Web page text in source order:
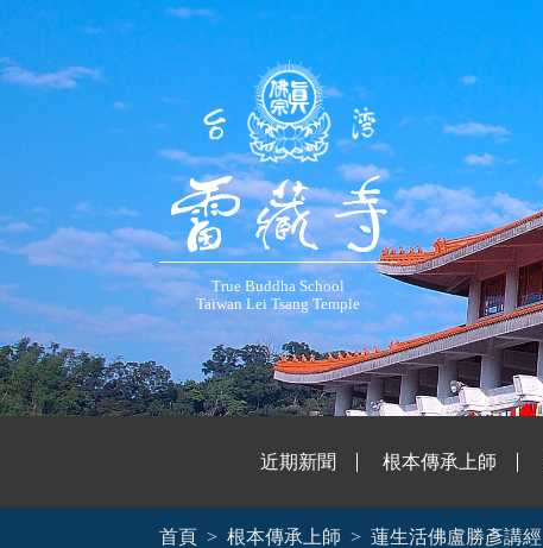
True Buddha School
Taiwan Lei Tsang Temple
近期新聞 根本傳承上師
首頁 根本傳承上師 蓮生活佛盧勝彥講經